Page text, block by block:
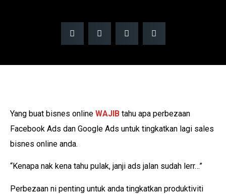
Yang buat bisnes online WAJIB tahu apa perbezaan
Facebook Ads dan Google Ads untuk tingkatkan lagi sales
bisnes online anda.
“Kenapa nak kena tahu pulak, janji ads jalan sudah lerr…”
Perbezaan ni penting untuk anda tingkatkan produktiviti